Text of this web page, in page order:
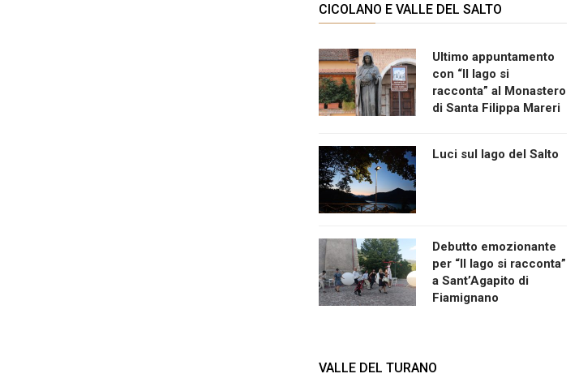
CICOLANO E VALLE DEL SALTO
Ultimo appuntamento
con “Il lago si
racconta” al Monastero
di Santa Filippa Mareri
Luci sul lago del Salto
Debutto emozionante
per “Il lago si racconta”
a Sant’Agapito di
Fiamignano
VALLE DEL TURANO